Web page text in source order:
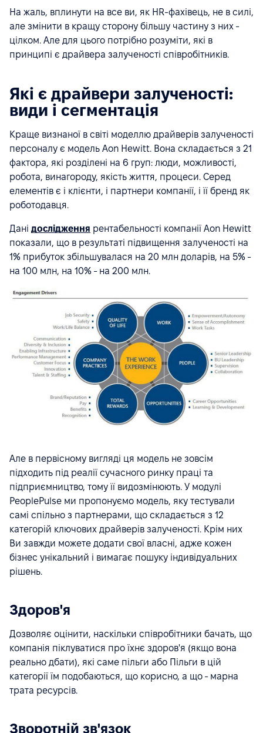
На жаль, вплинути на все ви, як HR-фахівець, не в силі,
але змінити в кращу сторону більшу частину з них -
цілком. Але для цього потрібно розуміти, які в
принципі є драйвера залученості співробітників.
Які є драйвери залученості:
види і сегментація
Краще визнаної в світі моделлю драйверів залученості
персоналу є модель Aon Hewitt. Вона складається з 21
фактора, які розділені на 6 груп: люди, можливості,
робота, винагороду, якість життя, процеси. Серед
елементів є і клієнти, і партнери компанії, і її бренд як
роботодавця.
Дані дослідження рентабельності компанії Aon Hewitt
показали, що в результаті підвищення залученості на
1% прибуток збільшувалася на 20 млн доларів, на 5% -
на 100 млн, на 10% - на 200 млн.
Але в первісному вигляді ця модель не зовсім
підходить під реалії сучасного ринку праці та
підприємництво, тому її видозмінюють. У модулі
PeoplePulse ми пропонуємо модель, яку тестували
самі спільно з партнерами, що складається з 12
категорій ключових драйверів залученості. Крім них
Ви завжди можете додати свої власні, адже кожен
бізнес унікальний і вимагає пошуку індивідуальних
рішень.
Здоров'я
Дозволяє оцінити, наскільки співробітники бачать, що
компанія піклуватися про їхнє здоров'я (якщо вона
реально дбати), які саме пільги або Пільги в цій
категорії їм подобаються, що корисно, а що - марна
трата ресурсів.
Зворотній зв'язок